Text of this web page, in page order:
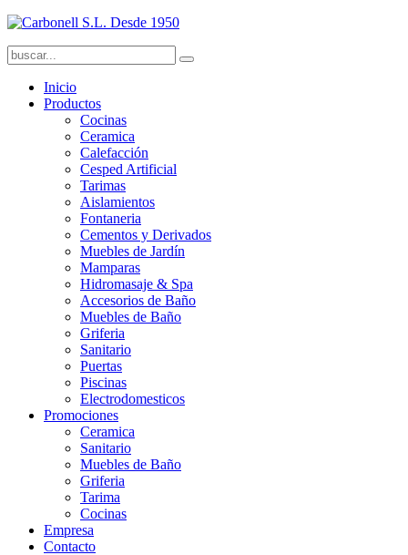
Inicio
Productos
Cocinas
Ceramica
Calefacción
Cesped Artificial
Tarimas
Aislamientos
Fontaneria
Cementos y Derivados
Muebles de Jardín
Mamparas
Hidromasaje & Spa
Accesorios de Baño
Muebles de Baño
Griferia
Sanitario
Puertas
Piscinas
Electrodomesticos
Promociones
Ceramica
Sanitario
Muebles de Baño
Griferia
Tarima
Cocinas
Empresa
Contacto